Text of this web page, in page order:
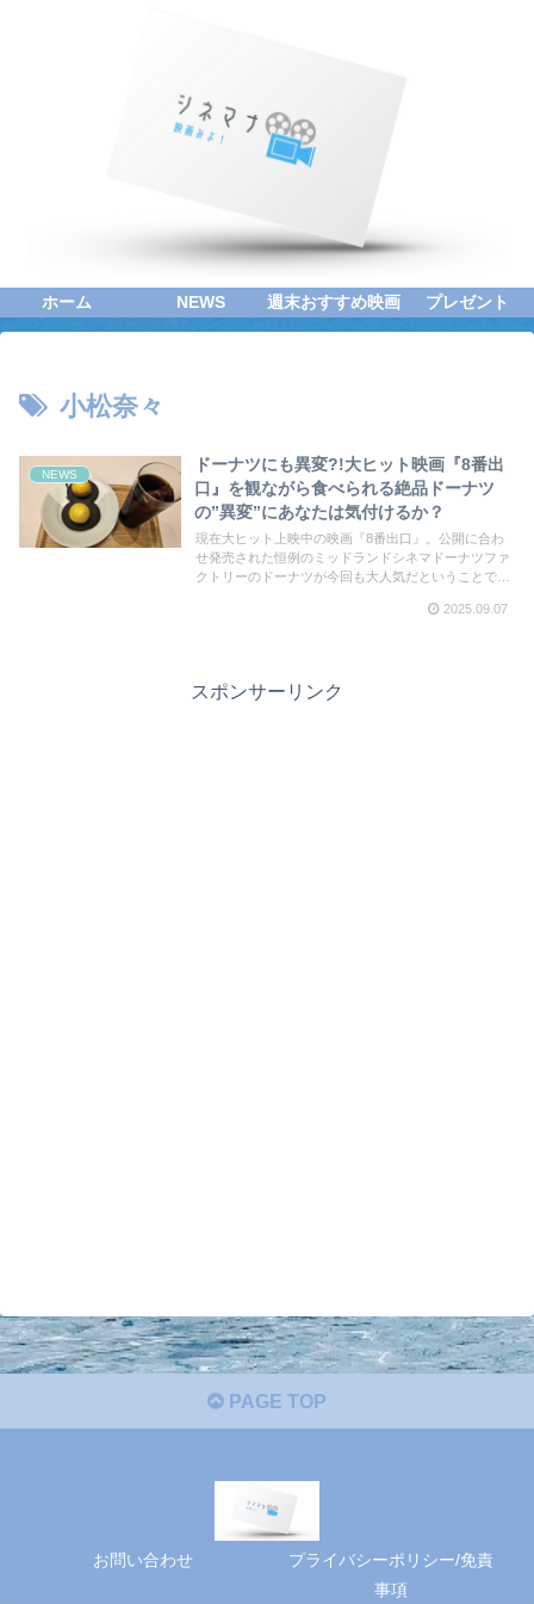
ホーム NEWS 週末おすすめ映画 プレゼント
小松奈々
NEWS
ドーナツにも異変?!大ヒット映画『8番出
口』を観ながら食べられる絶品ドーナツ
の”異変”にあなたは気付けるか？
現在大ヒット上映中の映画『8番出口』。公開に合わ
せ発売された恒例のミッドランドシネマドーナツファ
クトリーのドーナツが今回も大人気だということで取
2025.09.07
スポンサーリンク
PAGE TOP
お問い合わせ
プライバシーポリシー/免責
事項